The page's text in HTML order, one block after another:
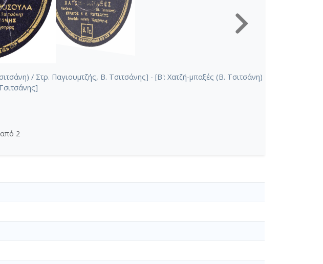
/ Στρ. Παγιουμτζής, Β. Τσιτσάνης] - [Β': Χατζή-μπαξές (Β. Τσιτσάνη)
2